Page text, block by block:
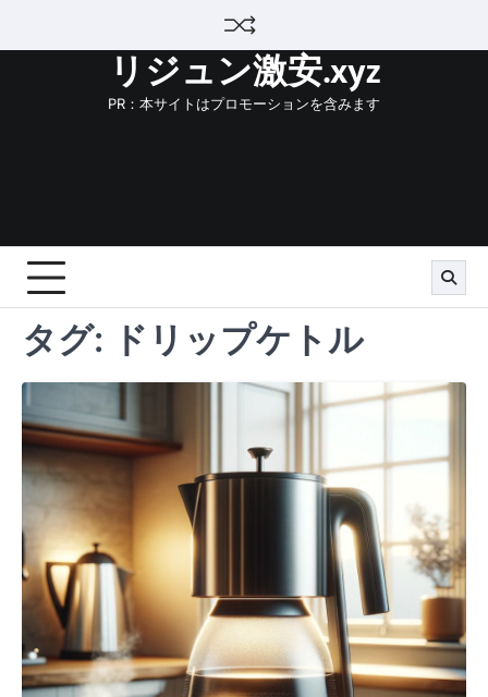
リジュン激安.xyz
PR：本サイトはプロモーションを含みます
タグ: ドリップケトル